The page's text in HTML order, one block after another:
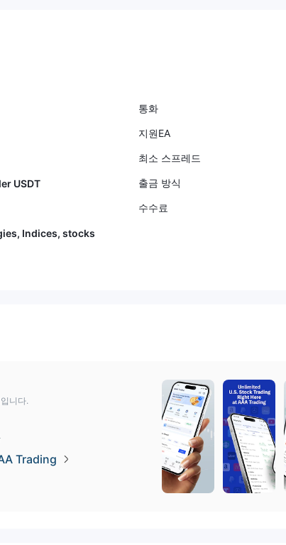
통화
지원EA
최소 스프레드
USDT 출금 방식
수수료
Indices, stocks
니다.
Trading